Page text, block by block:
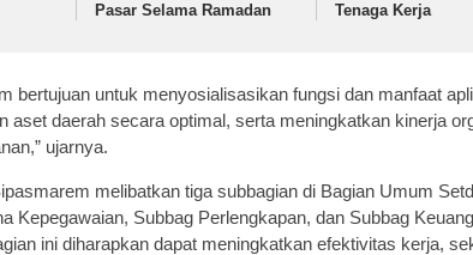
Pasar Selama Ramadan
Tenaga Kerja
bertujuan untuk menyosialisasikan fungsi dan manfaat
aset daerah secara optimal, serta meningkatkan kinerja
ujarnya.
melibatkan tiga subbagian di Bagian Umum
Kepegawaian, Subbag Perlengkapan, dan Subbag
ini diharapkan dapat meningkatkan efektivitas kerja,